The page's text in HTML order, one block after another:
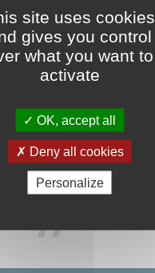
site uses cookies
gives you control
what you want to
activate
OK, accept all
Deny all cookies
Personalize